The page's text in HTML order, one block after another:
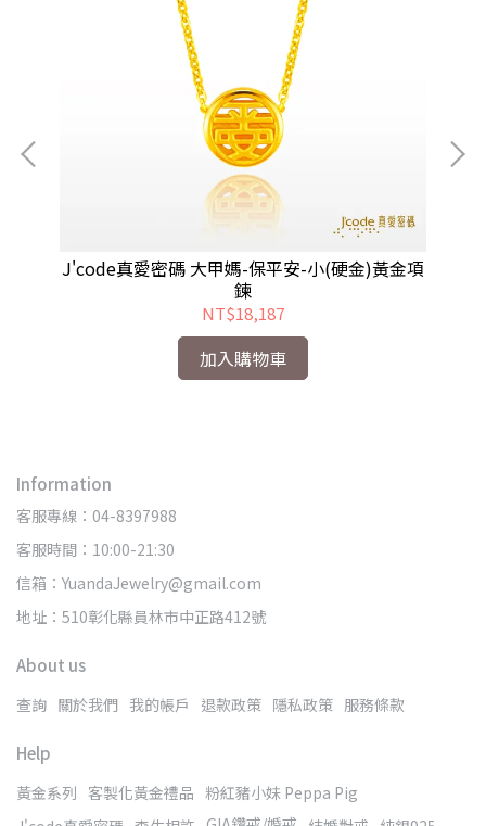
J'code真愛密碼 大甲媽-保平安-小(硬金)黃金項
鍊
NT$18,187
加入購物車
Information
客服專線：04-8397988
客服時間：10:00-21:30
信箱：YuandaJewelry@gmail.com
地址：510彰化縣員林市中正路412號
About us
查詢 關於我們 我的帳戶 退款政策 隱私政策 服務條款
Help
黃金系列 客製化黃金禮品 粉紅豬小妹 Peppa Pig